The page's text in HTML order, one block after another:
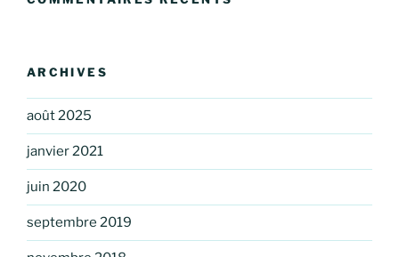
ARCHIVES
août 2025
janvier 2021
juin 2020
septembre 2019